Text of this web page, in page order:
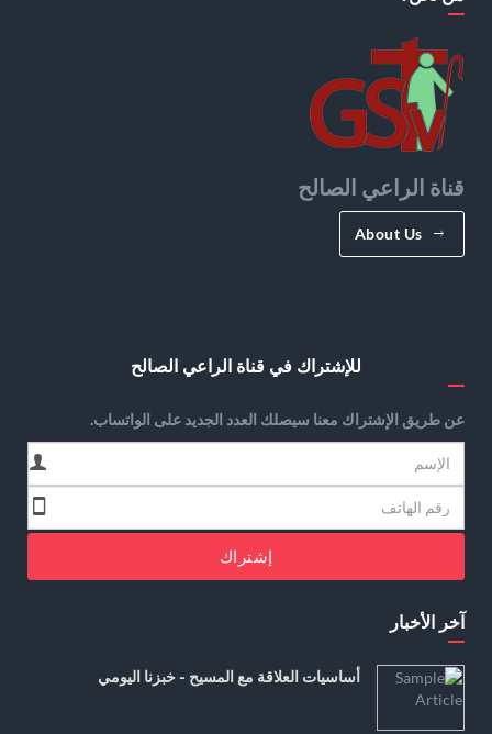
قناة الراعي الصالح
About Us
للإشتراك في قناة الراعي الصالح
عن طريق الإشتراك معنا سيصلك العدد الجديد على الواتساب.
إشتراك
آخر الأخبار
أساسيات العلاقة مع المسيح - خبزنا اليومي